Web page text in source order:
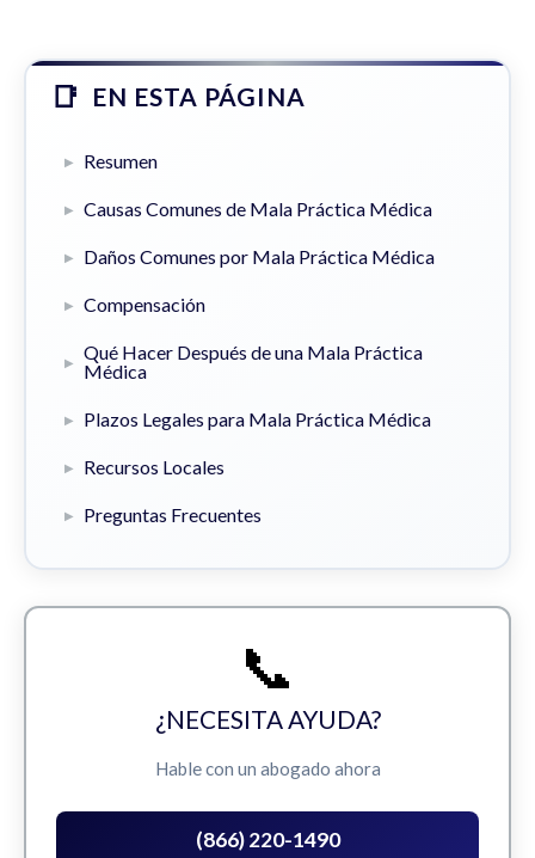
EN ESTA PÁGINA
Resumen
Causas Comunes de Mala Práctica Médica
Daños Comunes por Mala Práctica Médica
Compensación
Qué Hacer Después de una Mala Práctica
Médica
Plazos Legales para Mala Práctica Médica
Recursos Locales
Preguntas Frecuentes
📞
¿NECESITA AYUDA?
Hable con un abogado ahora
(866) 220-1490